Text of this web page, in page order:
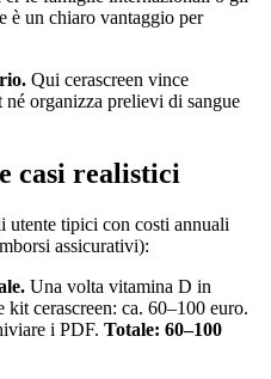
è un chiaro vantaggio per
Qui cerascreen vince
organizza prelievi di sangue
casi realistici
utente tipici con costi annuali
assicurativi):
Una volta vitamina D in
cerascreen: ca. 60–100 euro.
i PDF. Totale: 60–100